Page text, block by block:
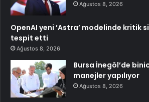
Ağustos 8, 2026
OpenAI yeni ’Astra’ modelinde kritik
tespit etti
Ağustos 8, 2026
Bursa İnegöl’de
manejler yapılıyor
Ağustos 8, 2026